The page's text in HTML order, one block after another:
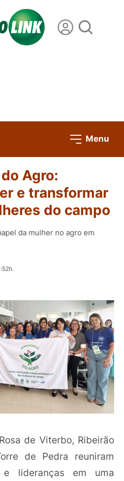
Menu
Agro:
e transformar
do campo
da mulher no agro em
de Viterbo, Ribeirão
de Pedra reuniram
e lideranças em uma